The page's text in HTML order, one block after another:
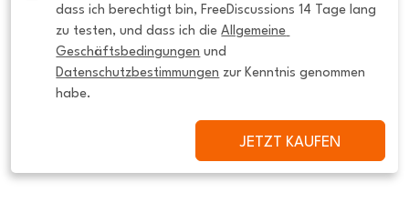
dass ich berechtigt bin, FreeDiscussions 14 Tage lang
zu testen, und dass ich die Allgemeine
Geschäftsbedingungen
Datenschutzbestimmungen zur Kenntnis genommen
habe.
JETZT KAUFEN